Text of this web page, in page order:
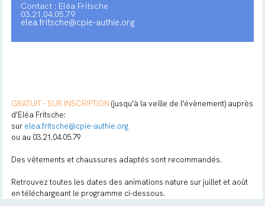
Contact : Eléa Fritsche
03.21.04.05.79
elea.fritsche@cpie-authie.org
GRATUIT - SUR INSCRIPTION (jusqu'à la veille de l'évènement) auprès
d'Eléa Fritsche:
sur elea.fritsche@cpie-authie.org
ou au 03.21.04.05.79
Des vêtements et chaussures adaptés sont recommandés.
Retrouvez toutes les dates des animations nature sur juillet et août
en téléchargeant le programme ci-dessous.